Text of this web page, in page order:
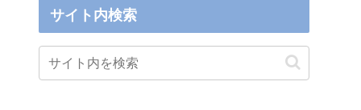
サイト内検索